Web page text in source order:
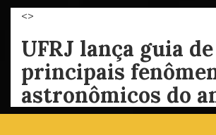
<>
UFRJ lança guia de
principais
astronômicos do